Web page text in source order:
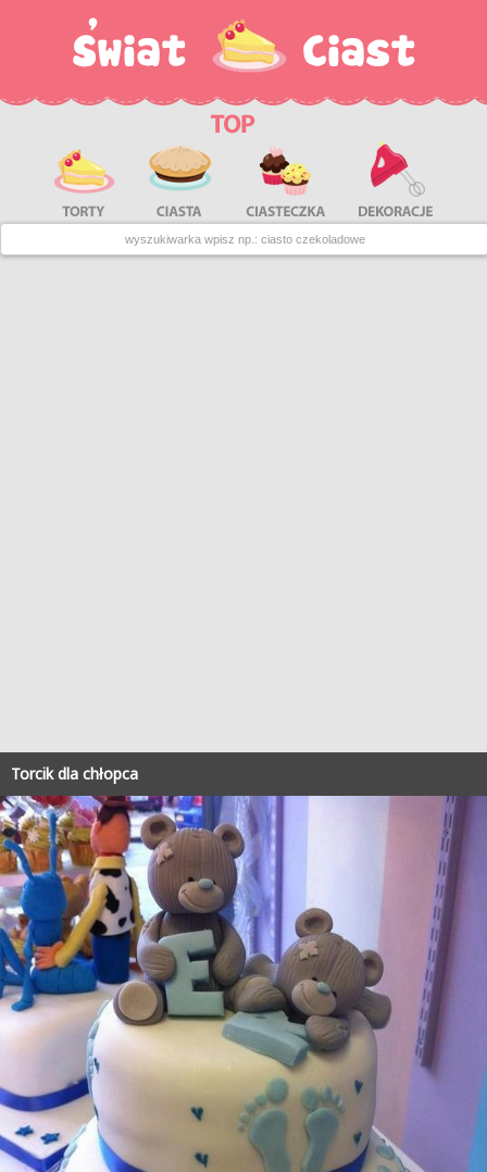
Torcik dla chłopca